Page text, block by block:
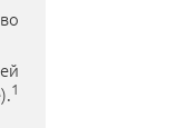
1